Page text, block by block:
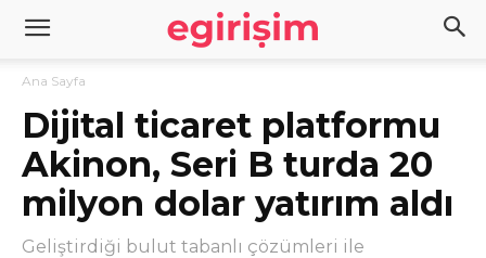
Ana Sayfa
Dijital ticaret platformu
Akinon, Seri B turda 20
milyon dolar yatırım aldı
Geliştirdiği bulut tabanlı çözümleri ile